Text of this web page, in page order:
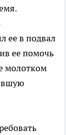
ее в подвал
ее помочь
молотком